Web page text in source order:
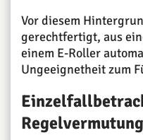
Vor diesem
gerechtfertigt, aus
einem E-Roller
Ungeeignetheit zum
Regelvermutung